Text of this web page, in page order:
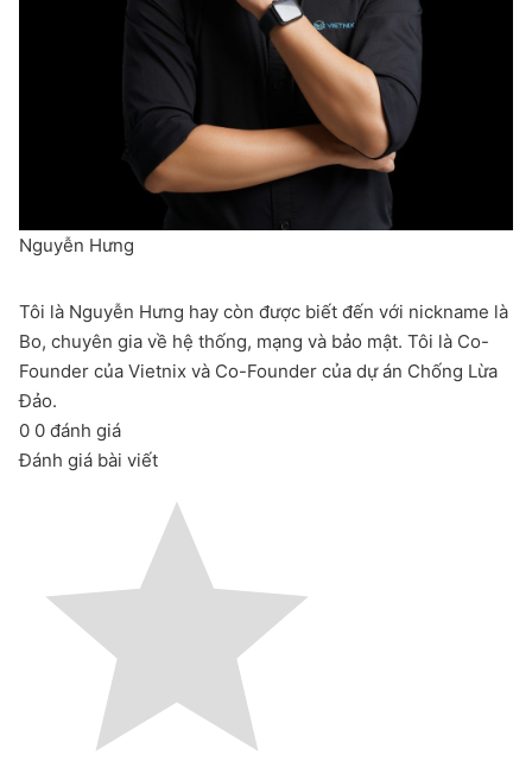
Nguyễn Hưng
Tôi là Nguyễn Hưng hay còn được biết đến với nickname là
Bo, chuyên gia về hệ thống, mạng và bảo mật. Tôi là Co-
Founder của Vietnix và Co-Founder của dự án Chống Lừa
Đảo.
0 0 đánh giá
Đánh giá bài viết